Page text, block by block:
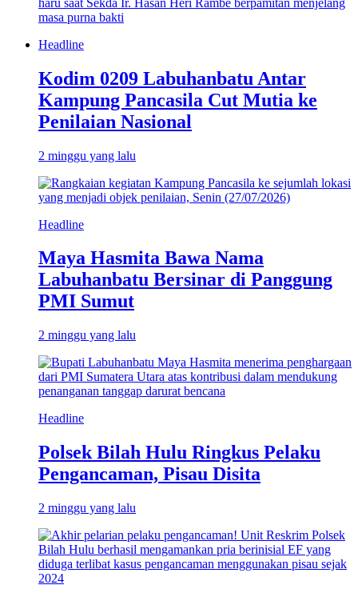
Headline
Kodim 0209 Labuhanbatu Antar
Kampung Pancasila Cut Mutia ke
Penilaian Nasional
2 minggu yang lalu
Headline
Maya Hasmita Bawa Nama
Labuhanbatu Bersinar di Panggung
PMI Sumut
2 minggu yang lalu
Headline
Polsek Bilah Hulu Ringkus Pelaku
Pengancaman, Pisau Disita
2 minggu yang lalu